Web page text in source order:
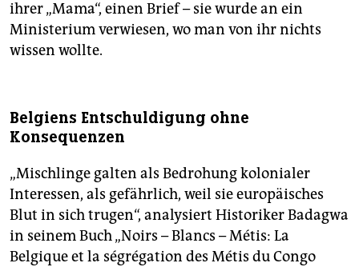
ihrer „Mama“, einen Brief – sie wurde an ein
Ministerium verwiesen, wo man von ihr nichts
wissen wollte.
Belgiens Entschuldigung ohne
Konsequenzen
„Mischlinge galten als Bedrohung kolonialer
Interessen, als gefährlich, weil sie europäisches
Blut in sich trugen“, analysiert Historiker Badagwa
in seinem Buch „Noirs – Blancs – Métis: La
Belgique et la ségrégation des Métis du Congo